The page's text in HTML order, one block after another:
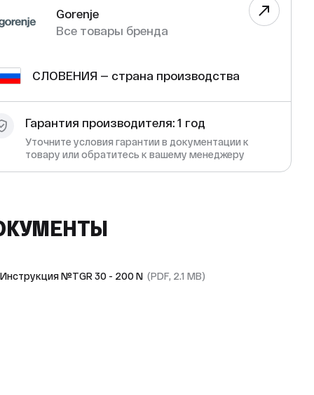
Gorenje
Все товары бренда
СЛОВЕНИЯ — страна производства
Гарантия производителя: 1 год
Уточните условия гарантии в документации к
товару или обратитесь к вашему менеджеру
Инструкция №TGR 30 - 200 N (PDF, 2.1 MB)